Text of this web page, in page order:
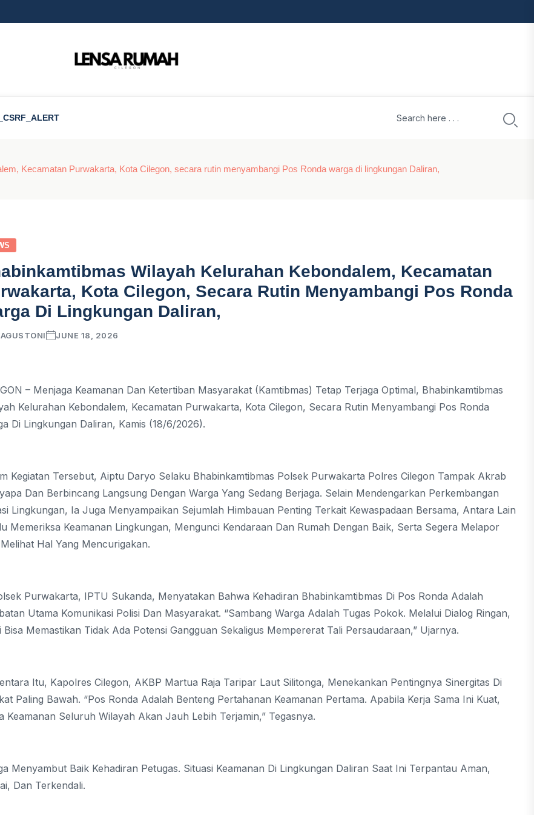
Kecamatan Purwakarta, Kota Cilegon, secara rutin menyambangi Pos Ronda warga di lingkungan Daliran,
Wilayah Kelurahan Kebondalem, Kecamatan
Kota Cilegon, Secara Rutin Menyambangi Pos Ronda
Di Lingkungan Daliran,
AGUSTONI JUNE 18, 2026
– Menjaga Keamanan Dan Ketertiban Masyarakat (Kamtibmas) Tetap Terjaga Optimal, Bhabinkamtibmas
Kelurahan Kebondalem, Kecamatan Purwakarta, Kota Cilegon, Secara Rutin Menyambangi Pos Ronda
Di Lingkungan Daliran, Kamis (18/6/2026).
Kegiatan Tersebut, Aiptu Daryo Selaku Bhabinkamtibmas Polsek Purwakarta Polres Cilegon Tampak Akrab
Dan Berbincang Langsung Dengan Warga Yang Sedang Berjaga. Selain Mendengarkan Perkembangan
Lingkungan, Ia Juga Menyampaikan Sejumlah Himbauan Penting Terkait Kewaspadaan Bersama, Antara Lain
Memeriksa Keamanan Lingkungan, Mengunci Kendaraan Dan Rumah Dengan Baik, Serta Segera Melapor
Hal Yang Mencurigakan.
Purwakarta, IPTU Sukanda, Menyatakan Bahwa Kehadiran Bhabinkamtibmas Di Pos Ronda Adalah
Utama Komunikasi Polisi Dan Masyarakat. “Sambang Warga Adalah Tugas Pokok. Melalui Dialog Ringan,
Bisa Memastikan Tidak Ada Potensi Gangguan Sekaligus Mempererat Tali Persaudaraan,” Ujarnya.
Itu, Kapolres Cilegon, AKBP Martua Raja Taripar Laut Silitonga, Menekankan Pentingnya Sinergitas Di
Paling Bawah. “Pos Ronda Adalah Benteng Pertahanan Keamanan Pertama. Apabila Kerja Sama Ini Kuat,
Keamanan Seluruh Wilayah Akan Jauh Lebih Terjamin,” Tegasnya.
Menyambut Baik Kehadiran Petugas. Situasi Keamanan Di Lingkungan Daliran Saat Ini Terpantau Aman,
Dan Terkendali.